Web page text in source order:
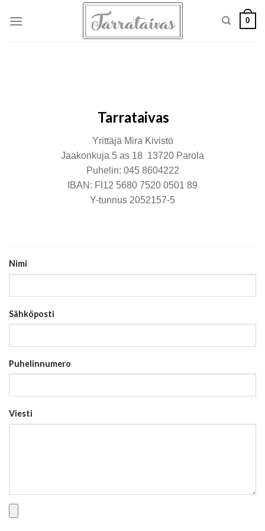
0
Tarrataivas
Yrittäjä Mira Kivistö
Jaakonkuja 5 as 18 13720 Parola
Puhelin: 045 8604222
IBAN: FI12 5680 7520 0501 89
Y-tunnus 2052157-5
Nimi
Sähköposti
Puhelinnumero
Viesti